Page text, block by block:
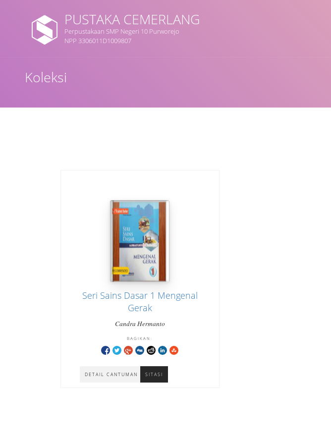
PUSTAKA CEMERLANG
Perpustakaan SMP Negeri 10 Purworejo
NPP 3306011D1009807
Koleksi
Seri Sains Dasar 1 Mengenal
Gerak
Candra Hermanto
DETAIL CANTUMAN SITASI
BAGIKAN:
Cari